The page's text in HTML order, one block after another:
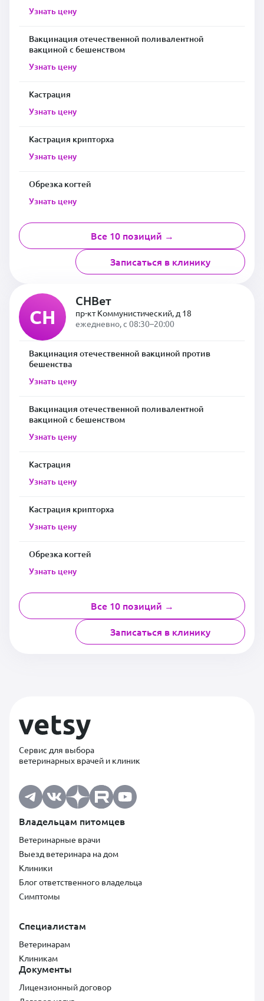
Узнать цену
Вакцинация отечественной поливалентной
вакциной с бешенством
Узнать цену
Кастрация
Узнать цену
Кастрация крипторха
Узнать цену
Обрезка когтей
Узнать цену
Все 10 позиций →
Записаться в клинику
СН
СНВет
пр-кт Коммунистический, д 18
ежедневно, с 08:30–20:00
Вакцинация отечественной вакциной против
бешенства
Узнать цену
Вакцинация отечественной поливалентной
вакциной с бешенством
Узнать цену
Кастрация
Узнать цену
Кастрация крипторха
Узнать цену
Обрезка когтей
Узнать цену
Все 10 позиций →
Записаться в клинику
Сервис для выбора
ветеринарных врачей и клиник
Владельцам питомцев
Ветеринарные врачи
Выезд ветеринара на дом
Клиники
Блог ответственного владельца
Симптомы
Специалистам
Ветеринарам
Клиникам
Документы
Лицензионный договор